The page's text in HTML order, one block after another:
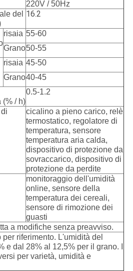
220V / 50Hz
del 16.2
risaia 55-60
Grano50-55
risaia 45-50
Grano40-45
(% / h)
0.5-1.2
cicalino a pieno carico, relè
termostatico, regolatore di
temperatura, sensore
temperatura aria calda,
dispositivo di protezione da
sovraccarico, dispositivo di
protezione da perdite
monitoraggio dell'umidità
online, sensore della
temperatura dei cereali,
sensore di rimozione dei
guasti
a modifiche senza preavviso.
riferimento. L'umidità del
e dal 28% al 12,5% per il grano. I
per varietà, umidità e